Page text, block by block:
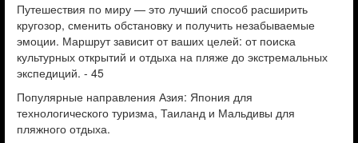
Путешествия по миру — это лучший способ расширить
кругозор, сменить обстановку и получить незабываемые
эмоции. Маршрут зависит от ваших целей: от поиска
культурных открытий и отдыха на пляже до экстремальных
экспедиций. - 45
Популярные направления Азия: Япония для
технологического туризма, Таиланд и Мальдивы для
пляжного отдыха.